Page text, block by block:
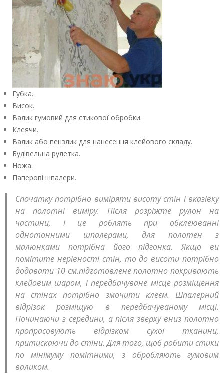
Губка.
Висок.
Валик гумовий для стикової обробки.
Клеячи.
Валик або пензлик для нанесення клейового складу.
Будівельна рулетка.
Ножа.
Паперові шпалери.
Спочатку потрібно виміряти висоту стін і вказівку
на полотні виміру. Після розріжте рулон на
частини, і це роблять при обклеюванні
однотонними шпалерами, для полотен з
малюнками потрібна його підгонка. Якщо ви
помітите нерівності стін, то до висоти потрібно
додавати 10 см.підготовлене полотно покривають
клейовим шаром, і передбачуване місце розміщення
на стінах потрібно змочити клеєм. Шпалерний
відрізок розміщую в передбачуваному місці.
Починаючи з середини, а після зверху вниз полотно
пропрасовують відрізком сухої тканини,
притискаючи до стіни. Для того, щоб робити стики
по мінімуму помітними, з обробляють гумовим
валиком.